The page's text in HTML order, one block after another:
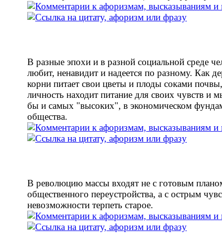
В разные эпохи и в разной социальной среде
любит, ненавидит и надеется по разному. Как
корни питает свои цветы и плоды соками
личность находит питание для своих чувств и
бы и самых "высоких", в экономическом
общества.
В революцию массы входят не с готовым
общественного переустройства, а с острым
невозможности терпеть старое.